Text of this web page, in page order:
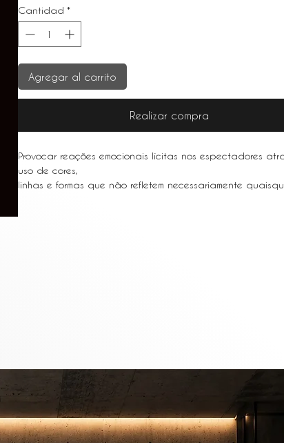
Cantidad *
Agregar al carrito
Realizar compra
Provocar reações emocionais lícitas nos espectadores
uso de cores,
linhas e formas que não refletem necessariamente